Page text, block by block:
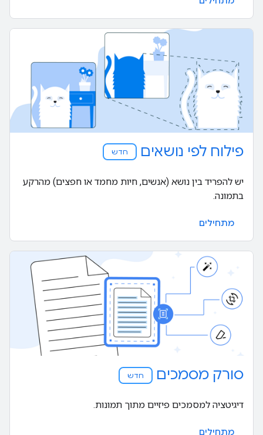
פילוח לפי נושאים חדש
יש להפריד בין נושא (אנשים, חיות מחמד או חפצים) מהרקע
בתמונה.
מתחילים
סורק מסמכים חדש
דיגיטציה למסמכים פיזיים מתוך תמונות.
מתחילים